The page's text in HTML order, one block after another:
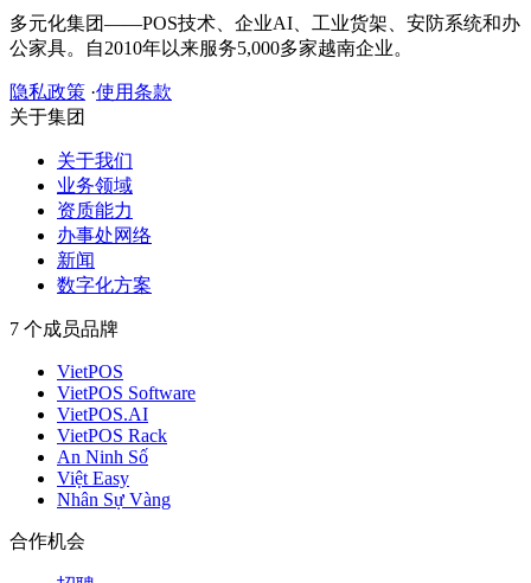
多元化集团——POS技术、企业AI、工业货架、安防系统和办
公家具。自2010年以来服务5,000多家越南企业。
隐私政策 ·使用条款
关于集团
关于我们
业务领域
资质能力
办事处网络
新闻
数字化方案
7 个成员品牌
VietPOS
VietPOS Software
VietPOS.AI
VietPOS Rack
An Ninh Số
Việt Easy
Nhân Sự Vàng
合作机会